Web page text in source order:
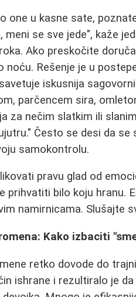
one u kasne sate,
meni se sve jede", kaže
Ako preskočite
noću. Rešenje je u
iskusnija
parčencem sira,
za nečim slatkim ili
Često se desi da
samokontrolu.
pravu glad od
prihvatiti bilo koju hranu.
namirnicama. Slušajte
Kako izbaciti
retko dovode do
ishrane i rezultiralo je